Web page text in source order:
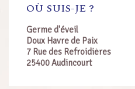
OÙ SUIS-JE ?
Germe d'éveil
Doux Havre de Paix
7 Rue des Refroidières
25400 Audincourt